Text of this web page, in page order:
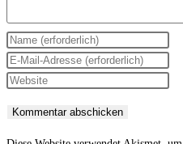
Gib
deinen
Namen
zum
Gib
deine
Adresse
Gib
URL